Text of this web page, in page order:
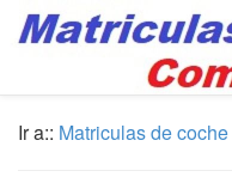
Ir a:: Matriculas de coche